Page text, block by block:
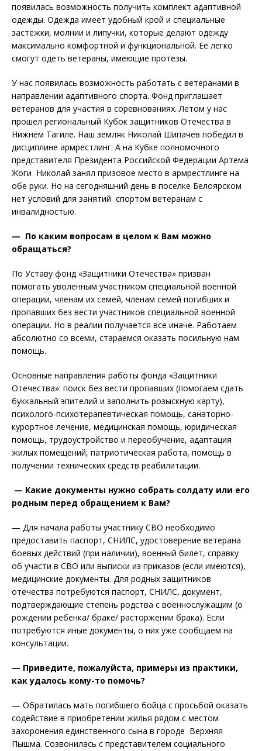
появилась возможность получить комплект адаптивной
одежды. Одежда имеет удобный крой и специальные
застёжки, молнии и липучки, которые делают одежду
максимально комфортной и функциональной. Её легко
смогут одеть ветераны, имеющие протезы.
У нас появилась возможность работать с ветеранами в
направлении адаптивного спорта. Фонд приглашает
ветеранов для участия в соревнованиях. Летом у нас
прошел региональный Кубок защитников Отечества в
Нижнем Тагиле. Наш земляк Николай Шипачев победил в
дисциплине армрестлинг. А на Кубке полномочного
представителя Президента Российской Федерации Артема
Жоги Николай занял призовое место в армрестлинге на
обе руки. Но на сегодняшний день в поселке Белоярском
нет условий для занятий спортом ветеранам с
инвалидностью.
— По каким вопросам в целом к Вам можно
обращаться?
По Уставу фонд «Защитники Отечества» призван
помогать уволенным участником специальной военной
операции, членам их семей, членам семей погибших и
пропавших без вести участников специальной военной
операции. Но в реалии получается все иначе. Работаем
абсолютно со всеми, стараемся оказать посильную нам
помощь.
Основные направления работы фонда «Защитники
Отечества»: поиск без вести пропавших (помогаем сдать
буккальный эпителий и заполнить розыскную карту),
психолого-психотерапевтическая помощь, санаторно-
курортное лечение, медицинская помощь, юридическая
помощь, трудоустройство и переобучение, адаптация
жилых помещений, патриотическая работа, помощь в
получении технических средств реабилитации.
— Какие документы нужно собрать солдату или его
родным перед обращением к Вам?
— Для начала работы участнику СВО необходимо
предоставить паспорт, СНИЛС, удостоверение ветерана
боевых действий (при наличии), военный билет, справку
об участи в СВО или выписки из приказов (если имеются),
медицинские документы. Для родных защитников
отечества потребуются паспорт, СНИЛС, документ,
подтверждающие степень родства с военнослужащим (о
рождении ребенка/ браке/ расторжении брака). Если
потребуются иные документы, о них уже сообщаем на
консультации.
— Приведите, пожалуйста, примеры из практики,
как удалось кому-то помочь?
— Обратилась мать погибшего бойца с просьбой оказать
содействие в приобретении жилья рядом с местом
захоронения единственного сына в городе Верхняя
Пышма. Созвонилась с представителем социального